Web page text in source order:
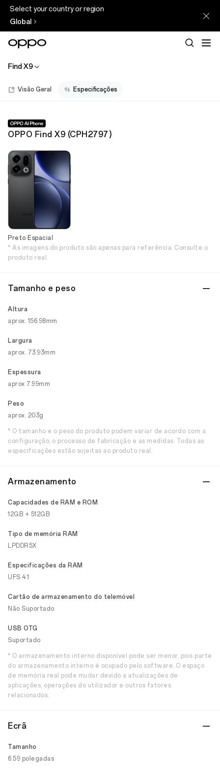
Select your country or region
Global
Find X9
Visão Geral Especificações
OPPO Find X9 (CPH2797 )
Preto Espacial
* As imagens do produto são apenas para referência. Consulte o
produto real.
Tamanho e peso
Altura
aprox. 156.98mm
Largura
aprox. 73.93mm
Espessura
aprox 7.99mm
Peso
aprox. 203g
* O tamanho e o peso do produto podem variar de acordo com a
configuração, o processo de fabricação e as medidas. Todas as
especificações estão sujeitas ao produto real.
Armazenamento
Capacidades de RAM e ROM
12GB + 512GB
Tipo de memória RAM
LPDDR5X
Especificações da RAM
UFS 4.1
Cartão de armazenamento do telemóvel
Não Suportado
USB OTG
Suportado
* O armazenamento interno disponível pode ser menor, pois parte
do armazenamento interno é ocupado pelo software. O espaço
de memória real pode mudar devido a atualizações de
aplicações, operações do utilizador e outros fatores
relacionados.
Ecrã
Tamanho
6.59 polegadas